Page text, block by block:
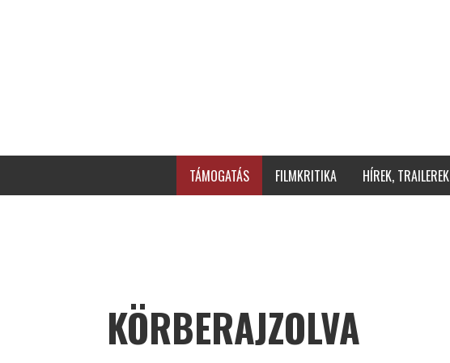
TÁMOGATÁS FILMKRITIKA HÍREK, TRAILEREK
KÖRBERAJZOLVA